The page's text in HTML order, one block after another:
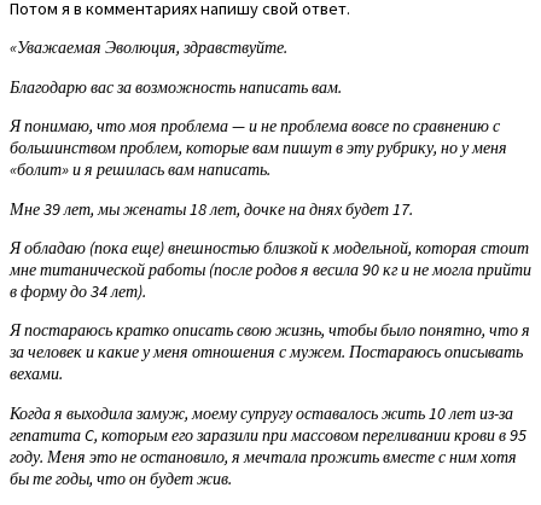
Потом я в комментариях напишу свой ответ.
«Уважаемая Эволюция, здравствуйте.
Благодарю вас за возможность написать вам.
Я понимаю, что моя проблема — и не проблема вовсе по сравнению с
большинством проблем, которые вам пишут в эту рубрику, но у меня
«болит» и я решилась вам написать.
Мне 39 лет, мы женаты 18 лет, дочке на днях будет 17.
Я обладаю (пока еще) внешностью близкой к модельной, которая стоит
мне титанической работы (после родов я весила 90 кг и не могла прийти
в форму до 34 лет).
Я постараюсь кратко описать свою жизнь, чтобы было понятно, что я
за человек и какие у меня отношения с мужем. Постараюсь описывать
вехами.
Когда я выходила замуж, моему супругу оставалось жить 10 лет из-за
гепатита C, которым его заразили при массовом переливании крови в 95
году. Меня это не остановило, я мечтала прожить вместе с ним хотя
бы те годы, что он будет жив.